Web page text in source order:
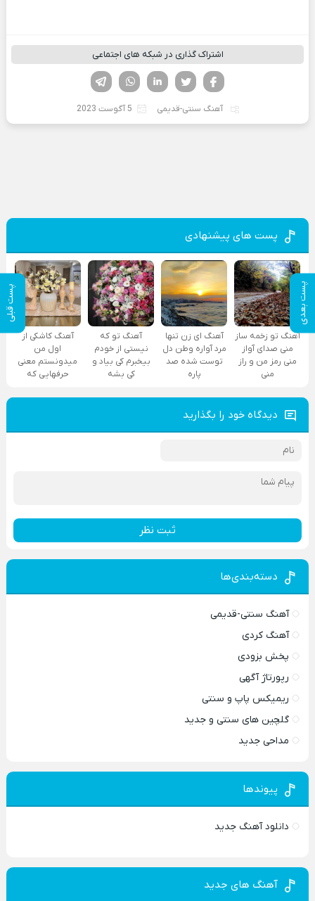
پست بعدی پست قبلی
اشتراک گذاری در شبکه های اجتماعی
لینکدین تویتر
فیسوک
آهنگ سنتی-قدیمی 5 آگوست 2023
پست های پیشنهادی
آهنگ تو زخمه ساز
منی صدای آواز
منی رمز من و راز
منی
آهنگ ای زن تنها
مرد آواره وطن دل
توست شده صد
پاره
آهنگ تو که
نیستی از خودم
بیخبرم کی بیاد و
کی بشه
آهنگ کاشکی از
اول من
میدونستم معنی
حرفهایی که
دیدگاه خود را بگذارید
ثبت نظر
دسته‌بندی‌ها
آهنگ سنتی-قدیمی
آهنگ کردی
پخش بزودی
رپورتاژ آگهی
ریمیکس پاپ و سنتی
گلچین های سنتی و جدید
مداحی جدید
پیوندها
دانلود آهنگ جدید
آهنگ های جدید